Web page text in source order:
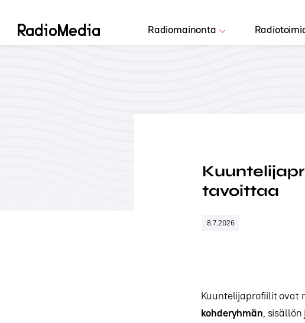
Radiomainonta
tavoittaa
8.7.2026
Kuuntelijaprofiilit ovat
kohderyhmän, sisällön